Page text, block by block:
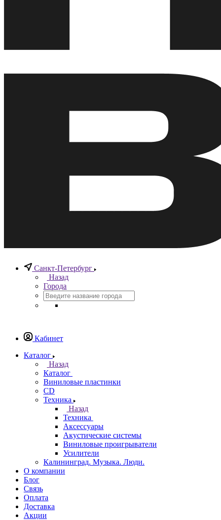
Санкт-Петербург
Назад
Города
Кабинет
Каталог
Назад
Каталог
Виниловые пластинки
CD
Техника
Назад
Техника
Аксессуары
Акустические системы
Виниловые проигрыватели
Усилители
Калининград. Музыка. Люди.
О компании
Блог
Связь
Оплата
Доставка
Акции